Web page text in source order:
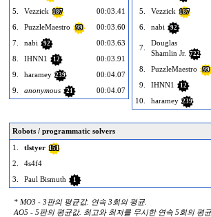
5.
Vezzick 187
00:03.41
6.
PuzzleMaestro 99
00:03.60
7.
nabi 92
00:03.63
8.
IHNN1 12
00:03.91
9.
haramey 239
00:04.07
9.
anonymous 21 00:04.07
5.
Vezzick 187
6.
nabi 92
7.
Douglas
Shamlin Jr.
722
8. PuzzleMaestro 99
9.
IHNN1 12
10.
haramey 239
Robots / programmatic solvers
1.
tlstyer 151
2.
4s4f4
3.
Paul Bismuth 1
* MO3 - 3판의 평균값. 연속 3회의 평균.
AO5 - 5판의 평균값. 최고와 최저를 무시한 연속 5회의 평